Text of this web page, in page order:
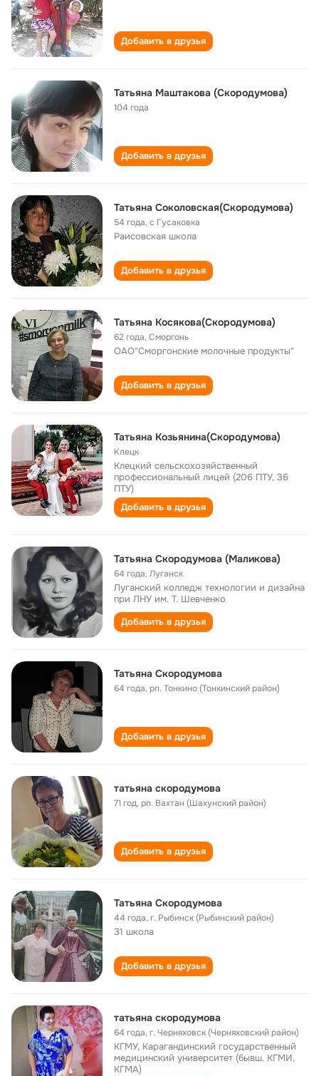
Добавить в друзья
Татьяна Маштакова (Скородумова)
104 года
Добавить в друзья
Татьяна Соколовская(Скородумова)
54 года,с Гусаковка
Раисовская школа
Добавить в друзья
Татьяна Косякова(Скородумова)
62 года,Сморгонь
ОАО"Сморгонские молочные продукты"
Добавить в друзья
Татьяна Козьянина(Скородумова)
Клецк
Клецкий сельскохозяйственный
профессиональный лицей (206 ПТУ, 36
ПТУ)
Добавить в друзья
Татьяна Скородумова (Маликова)
64 года,Луганск
Луганский колледж технологии и дизайна
при ЛНУ им. Т. Шевченко
Добавить в друзья
Татьяна Скородумова
64 года,рп. Тонкино (Тонкинский район)
Добавить в друзья
татьяна скородумова
71 год,рп. Вахтан (Шахунский район)
Добавить в друзья
Татьяна Скородумова
44 года,г. Рыбинск (Рыбинский район)
31 школа
Добавить в друзья
татьяна скородумова
64 года,г. Черняховск (Черняховский район)
КГМУ, Карагандинский государственный
медицинский университет (бывш. КГМИ,
КГМА)